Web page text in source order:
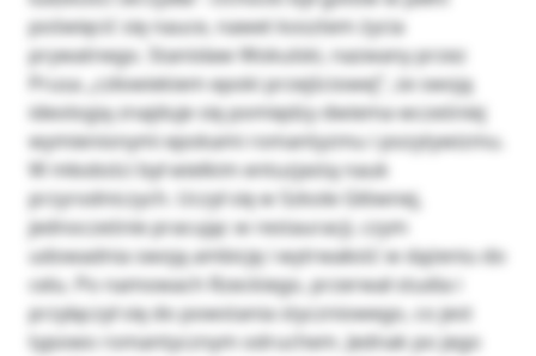
poświęcić się nauce, nawet kosztem życia
prywatnego. Stanisław Wokulski, nazwany przez
Prusa „człowiekiem epoki przejściowej”, ze swoją
ideologią znajduje się pomiędzy dwiema wcześniej
wymienionymi epokami romantyzmu i pozytywizmu.
W młodości był wielkim entuzjastą nauk
przyrodniczych. Uczył się w Szkole Głównej,
jednocześnie pracując w restauracji, czym
udowadnia swoją ambicję i wytrwałość w dążeniu do
celu. Po namowach Rzeckiego, przerwał studia i
przyłączył się do powstania styczniowego, co jest
typowo romantycznym odruchem. Jednak po jego